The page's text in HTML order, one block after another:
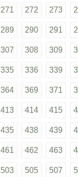
271 272 273
289 290 291
307 308 309
335 336 339
364 369 371
413 414 415
435 438 439
461 462 463
503 505 507